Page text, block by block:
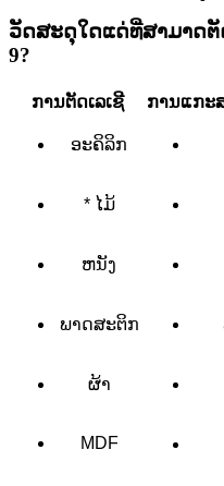
ວັດສະດຸໃດແດ່ທີ່ສາມາດ
9?
ການຕັດເລເຊີ ການແກະ
ອະຄິລິກ
* ໄມ້
ຫນັງ
ພາດສະຕິກ
ຜ້າ
MDF